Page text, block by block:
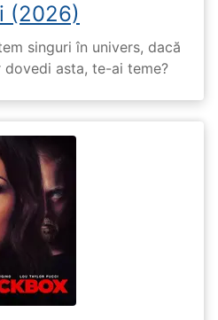
(2026)
singuri în univers, dacă
asta, te-ai teme?